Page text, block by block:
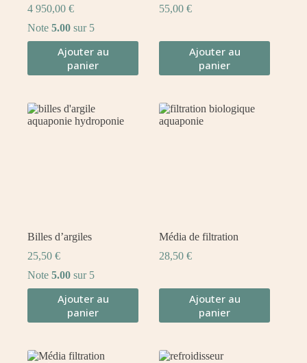
4 950,00 €
Note 5.00 sur 5
Ajouter au
panier
55,00€
Ajouter au
panier
Billes d’argiles
25,50 €
Note 5.00 sur 5
Ajouter au
panier
Média de filtration
28,50€
Ajouter au
panier